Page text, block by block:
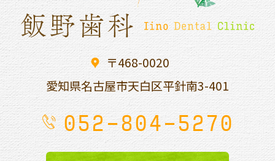
〒468-0020
愛知県名古屋市天白区平針南3-401
052-804-5270